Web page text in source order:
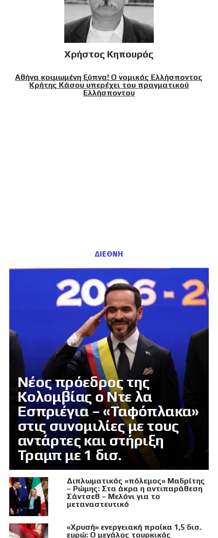
Χρήστος Κηπουρός
Αθήνα κοιμωμένη ξύπνα! Ο νομικός Ελλήσποντος
Κρήτης Κάσου υπερέχει του πραγματικού
Ελλήσποντου
ΔΙΕΘΝΗ
Νέος πρόεδρος της
Κολομβίας ο Ντε λα
Εσπριέγια – «Ταφόπλακα»
στις συνομιλίες με τους
αντάρτες και στήριξη
Τραμπ με 1 δισ.
Διπλωματικός «πόλεμος» Μαδρίτης
– Ρώμης: Στα άκρα η αντιπαράθεση
Σάντσεθ – Μελόνι για το
μεταναστευτικό
«Χρυσή» ενεργειακή προίκα 1,5 δισ.
ευρώ: Ο μεγάλος τουρκικός